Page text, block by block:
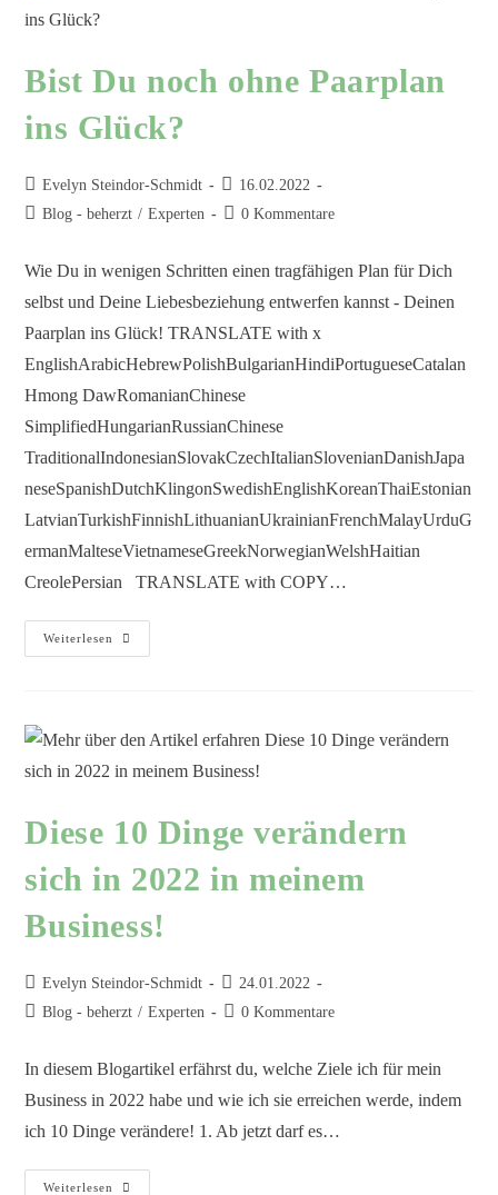
Bist Du noch ohne Paarplan
ins Glück?
Evelyn Steindor-Schmidt
16.02.2022
Blog - beherzt / Experten 0 Kommentare
Wie Du in wenigen Schritten einen tragfähigen Plan für Dich
selbst und Deine Liebesbeziehung entwerfen kannst - Deinen
Paarplan ins Glück! TRANSLATE with x
EnglishArabicHebrewPolishBulgarianHindiPortugueseCatalan
Hmong DawRomanianChinese
SimplifiedHungarianRussianChinese
TraditionalIndonesianSlovakCzechItalianSlovenianDanishJapa
neseSpanishDutchKlingonSwedishEnglishKoreanThaiEstonian
LatvianTurkishFinnishLithuanianUkrainianFrenchMalayUrduG
ermanMalteseVietnameseGreekNorwegianWelshHaitian
CreolePersian TRANSLATE with COPY…
Weiterlesen
Diese 10 Dinge verändern
sich in 2022 in meinem
Business!
Evelyn Steindor-Schmidt
24.01.2022
Blog - beherzt / Experten 0 Kommentare
In diesem Blogartikel erfährst du, welche Ziele ich für mein
Business in 2022 habe und wie ich sie erreichen werde, indem
ich 10 Dinge verändere! 1. Ab jetzt darf es…
Weiterlesen